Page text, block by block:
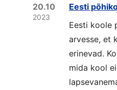
20.10
2023
Eesti
Eesti koole
arvesse, et
erinevad.
mida kool